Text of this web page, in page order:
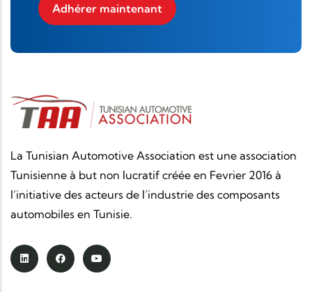
Adhérer maintenant
La Tunisian Automotive Association est une association
Tunisienne à but non lucratif créée en Fevrier 2016 à
l’initiative des acteurs de l’industrie des composants
automobiles en Tunisie.